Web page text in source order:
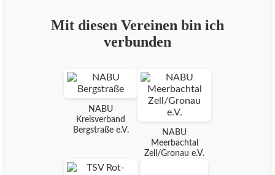
Mit diesen Vereinen bin ich
verbunden
NABU
Kreisverband
Bergstraße e.V.
NABU
Meerbachtal
Zell/Gronau e.V.